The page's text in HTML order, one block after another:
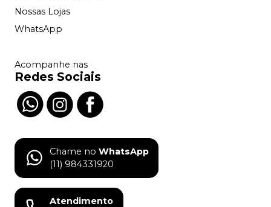
Nossas Lojas
WhatsApp
Acompanhe nas
Redes Sociais
Chame no WhatsApp
(11) 984331920
Atendimento